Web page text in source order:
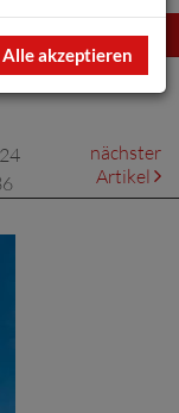
nächster
Artikel
Alle akzeptieren